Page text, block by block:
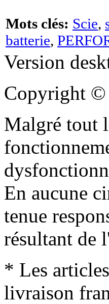
Mots clés: Scie,
batterie,
Version
Copyright
Malgré tout
En aucune
tenue
résultant de
* Les
livraison